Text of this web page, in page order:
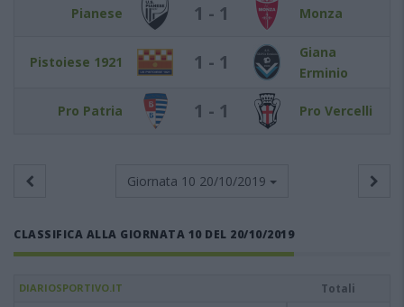
Pianese 1 - 1 Monza
Pistoiese 1921 1 - 1
Giana
Erminio
Pro Patria 1 - 1 Pro Vercelli
Giornata 10 20/10/2019
CLASSIFICA ALLA GIORNATA 10 DEL 20/10/2019
DIARIOSPORTIVO.IT
Totali